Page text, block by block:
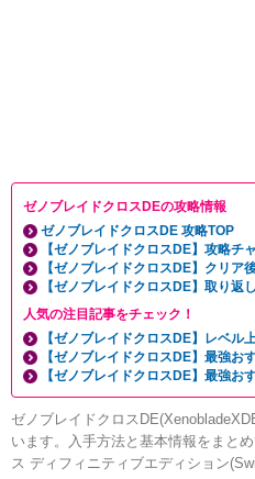
ゼノブレイドクロスDEの攻略情報
ゼノブレイドクロスDE 攻略TOP
【ゼノブレイドクロスDE】攻略チ
【ゼノブレイドクロスDE】クリア
【ゼノブレイドクロスDE】取り返
人気の注目記事をチェック！
【ゼノブレイドクロスDE】レベル
【ゼノブレイドクロスDE】最強お
【ゼノブレイドクロスDE】最強お
ゼノブレイドクロス
います。入手方法と基本情報をまと
ス ディフィニティブエディション